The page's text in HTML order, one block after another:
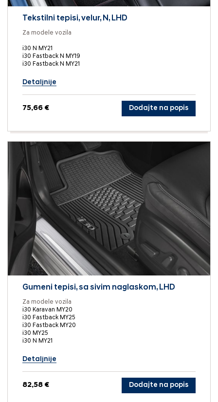
Tekstilni tepisi, velur, N, LHD
Za modele vozila
i30 N MY21
i30 Fastback N MY19
i30 Fastback N MY21
Detaljnije
75,66 € Dodajte na popis
Gumeni tepisi, sa sivim naglaskom, LHD
Za modele vozila
i30 Karavan MY20
i30 Fastback MY25
i30 Fastback MY20
i30 MY25
i30 N MY21
Detaljnije
82,58 € Dodajte na popis